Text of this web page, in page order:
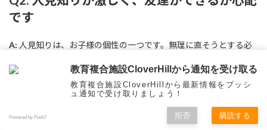
です
A: 人見知りは、お子様の個性の一つです。無理に直そうとする必
で、自然に友達関係が生まれていきます。
保護者ができることは、お子様の不安に寄り添い、「大丈夫だ
よ」と安心させることです。また、挨拶をする、困っている友達を
助けるなど、友達作りの第一歩となる行動を、家庭で練習してお
教育複合施設CloverHillから通知を受け取る
教育複合施設CloverHillから最新情報をプッシ
ュ通知で受け取りましょう！
Powered by Push7 拒否 購読する